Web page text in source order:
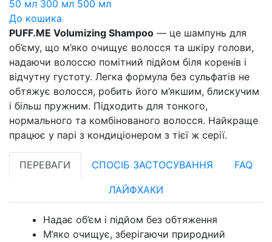
50 мл 300 мл 500 мл
До кошика
PUFF.ME Volumizing Shampoo — це шампунь для
об’єму, що м’яко очищує волосся та шкіру голови,
надаючи волоссю помітний підйом біля коренів і
відчутну густоту. Легка формула без сульфатів не
обтяжує волосся, робить його м’якшим, блискучим
і більш пружним. Підходить для тонкого,
нормального та комбінованого волосся. Найкраще
працює у парі з кондиціонером з тієї ж серії.
ПЕРЕВАГИ СПОСІБ ЗАСТОСУВАННЯ FAQ
ЛАЙФХАКИ
Надає об’єм і підйом без обтяження
М’яко очищує, зберігаючи природний